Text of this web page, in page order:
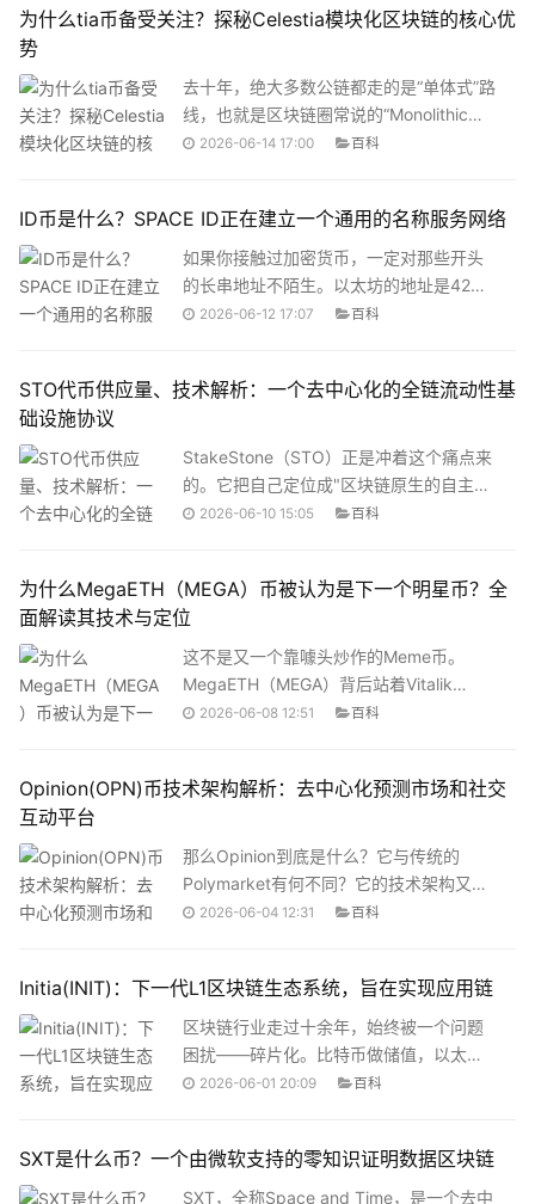
里，普通人很难搞清楚。这种矛盾催生了
Arkham（ARKM）正是这个赛道的代表性
项目，通过人工智能技术将散乱晦涩的链
上数据转化为可读、可用的情报，让区块
为什么tia币备受关注？探秘Celestia模块化区块链的核心优
势
去十年，绝大多数公链都走的是“单体式”路
线，也就是区块链圈常说的“Monolithic
Architecture”。啥意思呢？就是一条链既
个活全部压在同一条链身上。 但问题是，
就算以太坊这种级别的公链，一旦链上交
易量暴增，整个网络就会陷入拥堵。随着
链上活动的增加，处理成本也在跟着增
2026-06-14 17:00 百科
ID币是什么？SPACE ID正在建立一个通用的名称服务网络
如果你接触过加密货币，一定对那些开头
的长串地址不陌生。以太坊的地址是42
位，其他公链也差不多。发一笔转账，复
黑客钓鱼、恶意软件替换剪贴板的风险。
上DeFi，明天去BNB链上做交互，后天又
在Arbitrum上刷空投，钱包地址越攒越
多。一个链一个地址，每个都是记不住、
你想想，2000年左右上网，
2026-06-12 17:07 百科
STO代币供应量、技术解析：一个去中心化的全链流动性基
础设施协议
StakeStone（STO）正是冲着这个痛点来
的。它把自己定位成"区块链原生的自主银
行"，用一套全链流动性基础设施，试图把
和实际运行逻辑掰开了讲，看完你就知道
这个项目到底在干什么、值不值得关注。
2026-06-10 15:05 百科
为什么MegaETH（MEGA）币被认为是下一个明星币？全
面解读其技术与定位
这不是又一个靠噱头炒作的Meme币。
MegaETH（MEGA）背后站着Vitalik
Buterin、Dragonfly Capital，以及一套号
时，MegaETH喊出了10万TPS的口号。
一条构建在以太坊之上的Layer 2扩容链，
定位非常明确：全球首个"实时区块
链"（Real-time Blockchain）。注意，它
2026-06-08 12:51 百科
Opinion(OPN)币技术架构解析：去中心化预测市场和社交
互动平台
那么Opinion到底是什么？它与传统的
Polymarket有何不同？它的技术架构又是
如何设计的？这篇文章就来深入拆解一
预测市场协议。与传统的二元预测市场
（如Polymarket）不同，Opinion允许用
户在事件演变过程中随时买卖仓位，价格
实时反映市场集体预期的变化。这个项目
传统互联网里
2026-06-04 12:31 百科
Initia(INIT)：下一代L1区块链生态系统，旨在实现应用链
区块链行业走过十余年，始终被一个问题
困扰——碎片化。比特币做储值，以太坊
跑智能合约，Solana追速度，Cosmos搞
也成了最大的攻击面。2025年4月24日，
一个名为Initia(INIT)的模块化L1区块链正
2026-06-01 20:09 百科
SXT是什么币？一个由微软支持的零知识证明数据区块链
SXT，全称Space and Time，是一个去中